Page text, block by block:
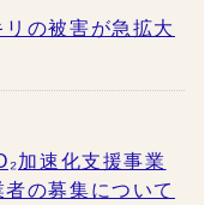
の被害が急拡大
加速化支援事業
の募集について